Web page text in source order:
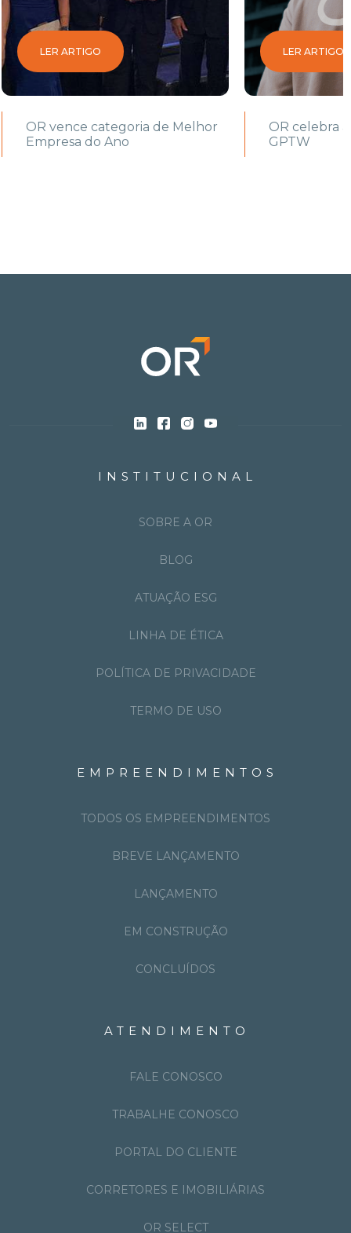
LER ARTIGO
OR vence categoria de Melhor
Empresa do Ano
LER ARTIGO
OR celebra
GPTW
INSTITUCIONAL
SOBRE A OR
BLOG
ATUAÇÃO ESG
LINHA DE ÉTICA
POLÍTICA DE PRIVACIDADE
TERMO DE USO
EMPREENDIMENTOS
TODOS OS EMPREENDIMENTOS
BREVE LANÇAMENTO
LANÇAMENTO
EM CONSTRUÇÃO
CONCLUÍDOS
ATENDIMENTO
FALE CONOSCO
TRABALHE CONOSCO
PORTAL DO CLIENTE
CORRETORES E IMOBILIÁRIAS
OR SELECT